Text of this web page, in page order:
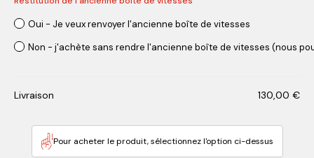
Oui - Je veux renvoyer l'ancienne boîte de vitesses
Non - j'achète sans rendre l'ancienne boîte de vitesses (nous
Livraison 130,00 €
Pour acheter le produit, sélectionnez l'option ci-dessus